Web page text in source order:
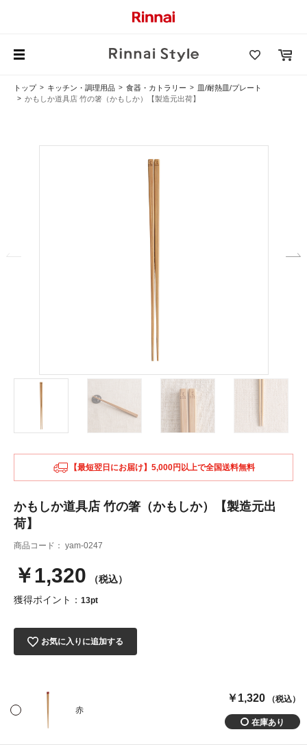
トップ キッチン・調理用品 食器・カトラリー
皿/耐熱皿/プレート
かもしか道具店 竹の箸（かもしか）【製造元出荷】
【最短翌日にお届け】5,000円以上で全国送料無料
かもしか道具店 竹の箸（かもしか）【製造元出
荷】
商品コード： yam-0247
￥1,320 （税込）
獲得ポイント： 13pt
お気に入りに追加する
赤
￥1,320 （税込）